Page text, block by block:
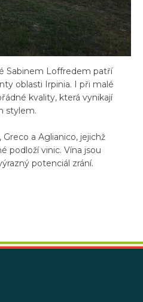
Sabinem Loffredem patří
oblasti Irpinia. I při malé
kvality, která vynikají
stylem.
a Aglianico, jejichž
podloží vinic. Vína jsou
potenciál zrání.